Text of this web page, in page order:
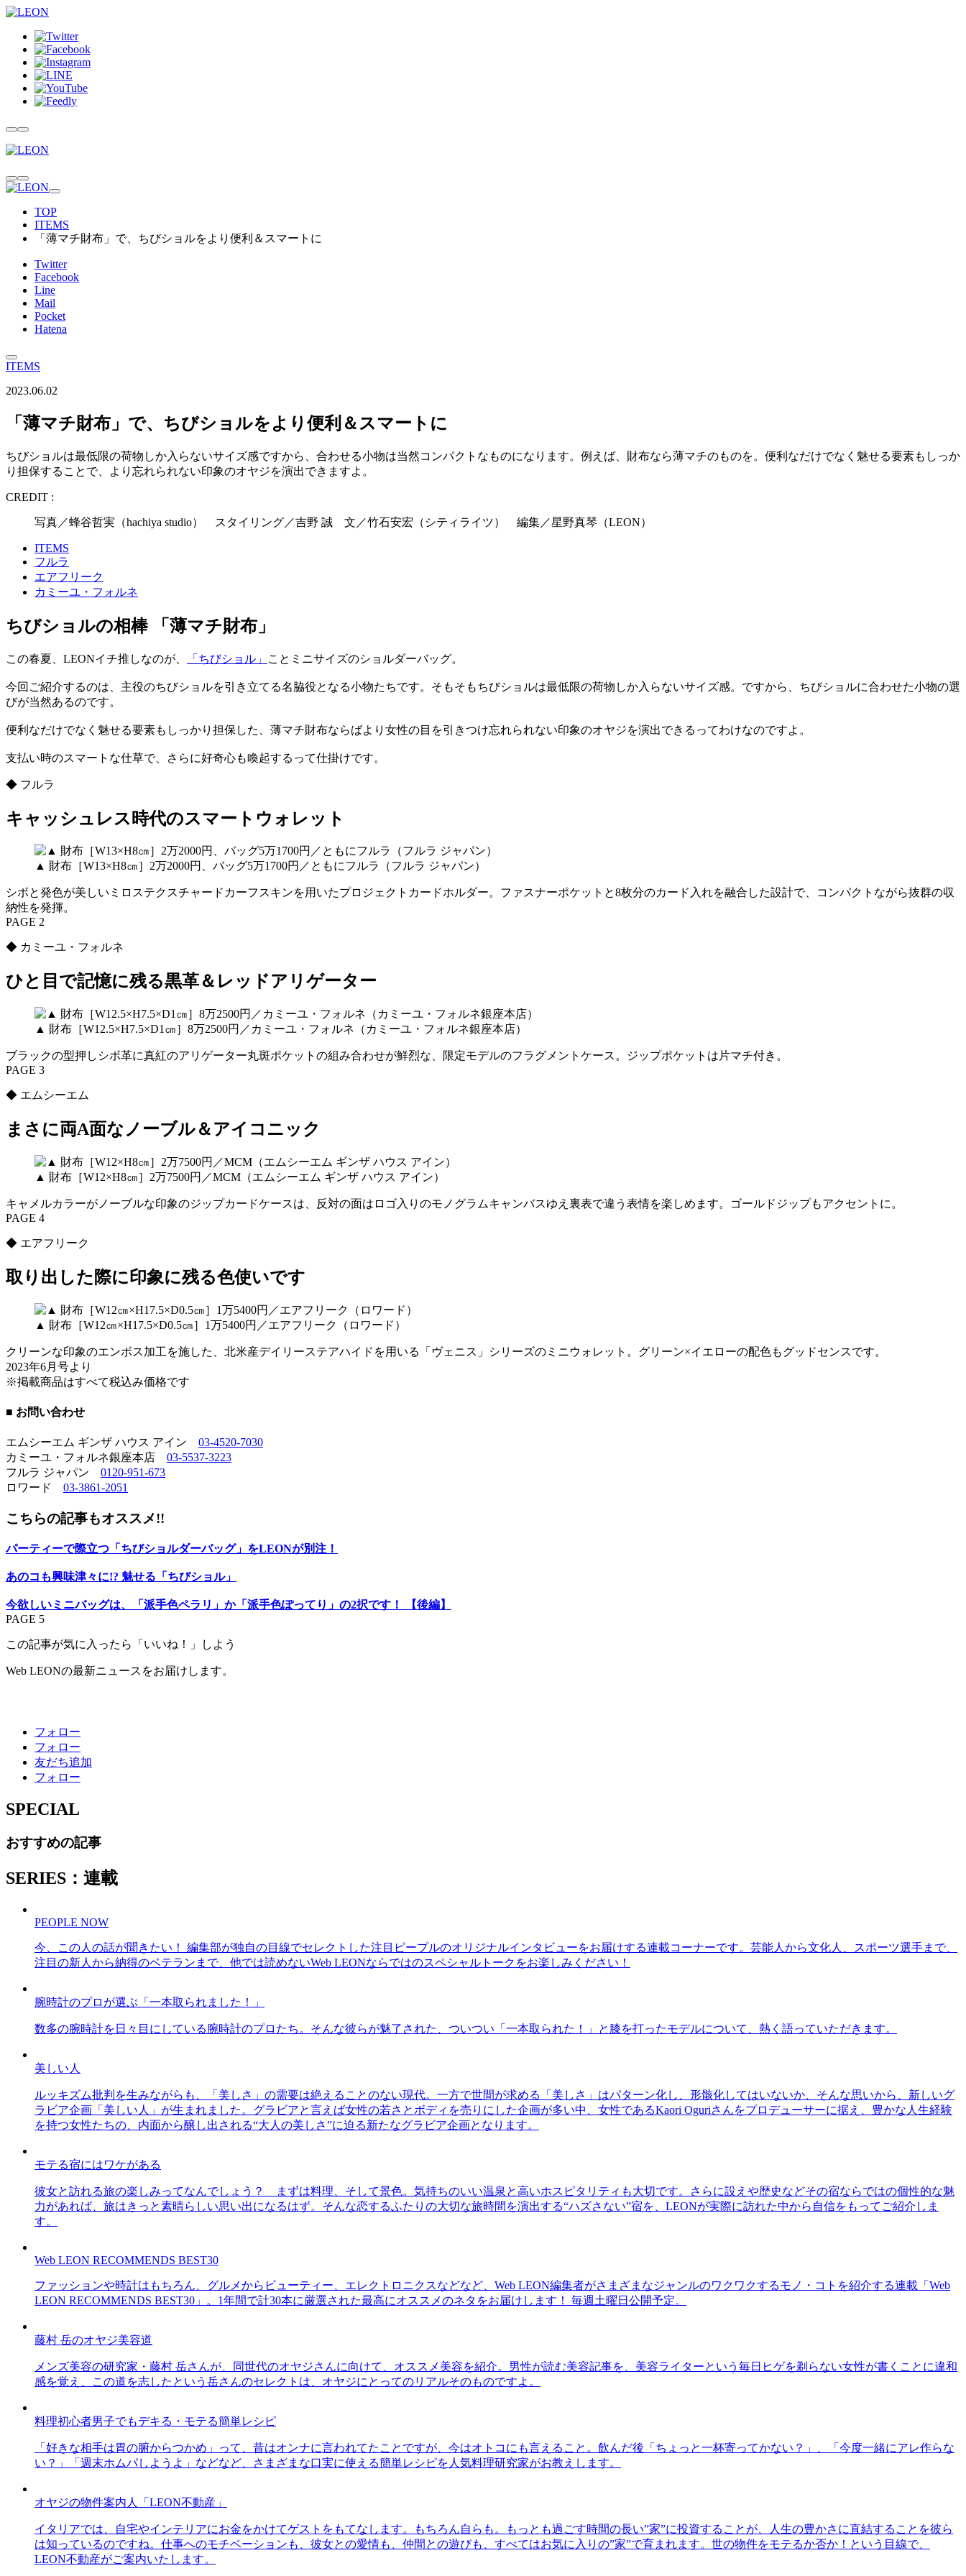
TOP
ITEMS
「薄マチ財布」で、ちびショルをより便利＆スマートに
Twitter
Facebook
Line
Mail
Pocket
Hatena
ITEMS
2023.06.02
「薄マチ財布」で、ちびショルをより便利＆スマートに
ちびショルは最低限の荷物しか入らないサイズ感ですから、合わせる小物は当然コンパクトなものになります。例えば、財布なら薄マチのものを。便利なだけでなく魅せる要素もしっか
り担保することで、より忘れられない印象のオヤジを演出できますよ。
CREDIT :
写真／蜂谷哲実（hachiya studio） スタイリング／吉野 誠 文／竹石安宏（シティライツ） 編集／星野真琴（LEON）
ITEMS
フルラ
エアフリーク
カミーユ・フォルネ
ちびショルの相棒 「薄マチ財布」
この春夏、LEONイチ推しなのが、 「ちびショル」 ことミニサイズのショルダーバッグ。
今回ご紹介するのは、主役のちびショルを引き立てる名脇役となる小物たちです。そもそもちびショルは最低限の荷物しか入らないサイズ感。ですから、ちびショルに合わせた小物の選
びが当然あるのです。
便利なだけでなく魅せる要素もしっかり担保した、薄マチ財布ならばより女性の目を引きつけ忘れられない印象のオヤジを演出できるってわけなのですよ。
支払い時のスマートな仕草で、さらに好奇心も喚起するって仕掛けです。
◆ フルラ
キャッシュレス時代のスマートウォレット
▲ 財布［W13×H8㎝］2万2000円、バッグ5万1700円／ともにフルラ（フルラ ジャパン）
シボと発色が美しいミロステクスチャードカーフスキンを用いたプロジェクトカードホルダー。ファスナーポケットと8枚分のカード入れを融合した設計で、コンパクトながら抜群の収
納性を発揮。
PAGE 2
◆ カミーユ・フォルネ
ひと目で記憶に残る黒革＆レッドアリゲーター
▲ 財布［W12.5×H7.5×D1㎝］8万2500円／カミーユ・フォルネ（カミーユ・フォルネ銀座本店）
ブラックの型押しシボ革に真紅のアリゲーター丸斑ポケットの組み合わせが鮮烈な、限定モデルのフラグメントケース。ジップポケットは片マチ付き。
PAGE 3
◆ エムシーエム
まさに両A面なノーブル＆アイコニック
▲ 財布［W12×H8㎝］2万7500円／MCM（エムシーエム ギンザ ハウス アイン）
キャメルカラーがノーブルな印象のジップカードケースは、反対の面はロゴ入りのモノグラムキャンバスゆえ裏表で違う表情を楽しめます。ゴールドジップもアクセントに。
PAGE 4
◆ エアフリーク
取り出した際に印象に残る色使いです
▲ 財布［W12㎝×H17.5×D0.5㎝］1万5400円／エアフリーク（ロワード）
クリーンな印象のエンボス加工を施した、北米産デイリーステアハイドを用いる「ヴェニス」シリーズのミニウォレット。グリーン×イエローの配色もグッドセンスです。
2023年6月号より
※掲載商品はすべて税込み価格です
■ お問い合わせ
エムシーエム ギンザ ハウス アイン 03-4520-7030
カミーユ・フォルネ銀座本店 03-5537-3223
フルラ ジャパン 0120-951-673
ロワード 03-3861-2051
こちらの記事もオススメ!!
パーティーで際立つ「ちびショルダーバッグ」をLEONが別注！
あのコも興味津々に!? 魅せる「ちびショル」
今欲しいミニバッグは、「派手色ペラリ」か「派手色ぽってり」の2択です！ 【後編】
PAGE 5
この記事が気に入ったら「いいね！」しよう
Web LEONの最新ニュースをお届けします。
フォロー
フォロー
友だち追加
フォロー
SPECIAL
おすすめの記事
SERIES：連載
PEOPLE NOW
今、この人の話が聞きたい！ 編集部が独自の目線でセレクトした注目ピープルのオリジナルインタビューをお届けする連載コーナーです。芸能人から文化人、スポーツ選手まで、
注目の新人から納得のベテランまで、他では読めないWeb LEONならではのスペシャルトークをお楽しみください！
腕時計のプロが選ぶ「一本取られました！」
数多の腕時計を日々目にしている腕時計のプロたち。そんな彼らが魅了された、ついつい「一本取られた！」と膝を打ったモデルについて、熱く語っていただきます。
美しい人
ルッキズム批判を生みながらも、「美しさ」の需要は絶えることのない現代。一方で世間が求める「美しさ」はパターン化し、形骸化してはいないか、そんな思いから、新しいグ
ラビア企画「美しい人」が生まれました。グラビアと言えば女性の若さとボディを売りにした企画が多い中、女性であるKaori Oguriさんをプロデューサーに据え、豊かな人生経験
を持つ女性たちの、内面から醸し出される“大人の美しさ”に迫る新たなグラビア企画となります。
モテる宿にはワケがある
彼女と訪れる旅の楽しみってなんでしょう？ まずは料理、そして景色。気持ちのいい温泉と高いホスピタリティも大切です。さらに設えや歴史などその宿ならではの個性的な魅
力があれば、旅はきっと素晴らしい思い出になるはず。そんな恋するふたりの大切な旅時間を演出する“ハズさない”宿を、LEONが実際に訪れた中から自信をもってご紹介しま
す。
Web LEON RECOMMENDS BEST30
ファッションや時計はもちろん、グルメからビューティー、エレクトロニクスなどなど、Web LEON編集者がさまざまなジャンルのワクワクするモノ・コトを紹介する連載「Web
LEON RECOMMENDS BEST30」。1年間で計30本に厳選された最高にオススメのネタをお届けします！ 毎週土曜日公開予定。
藤村 岳のオヤジ美容道
メンズ美容の研究家・藤村 岳さんが、同世代のオヤジさんに向けて、オススメ美容を紹介。男性が読む美容記事を、美容ライターという毎日ヒゲを剃らない女性が書くことに違和
感を覚え、この道を志したという岳さんのセレクトは、オヤジにとってのリアルそのものですよ。
料理初心者男子でもデキる・モテる簡単レシピ
「好きな相手は胃の腑からつかめ」って、昔はオンナに言われてたことですが、今はオトコにも言えること。飲んだ後「ちょっと一杯寄ってかない？」、「今度一緒にアレ作らな
い？」「週末ホムパしようよ」などなど、さまざまな口実に使える簡単レシピを人気料理研究家がお教えします。
オヤジの物件案内人「LEON不動産」
イタリアでは、自宅やインテリアにお金をかけてゲストをもてなします。もちろん自らも。もっとも過ごす時間の長い”家”に投資することが、人生の豊かさに直結することを彼ら
は知っているのですね。仕事へのモチベーションも、彼女との愛情も、仲間との遊びも、すべてはお気に入りの”家”で育まれます。世の物件をモテるか否か！という目線で、
LEON不動産がご案内いたします。